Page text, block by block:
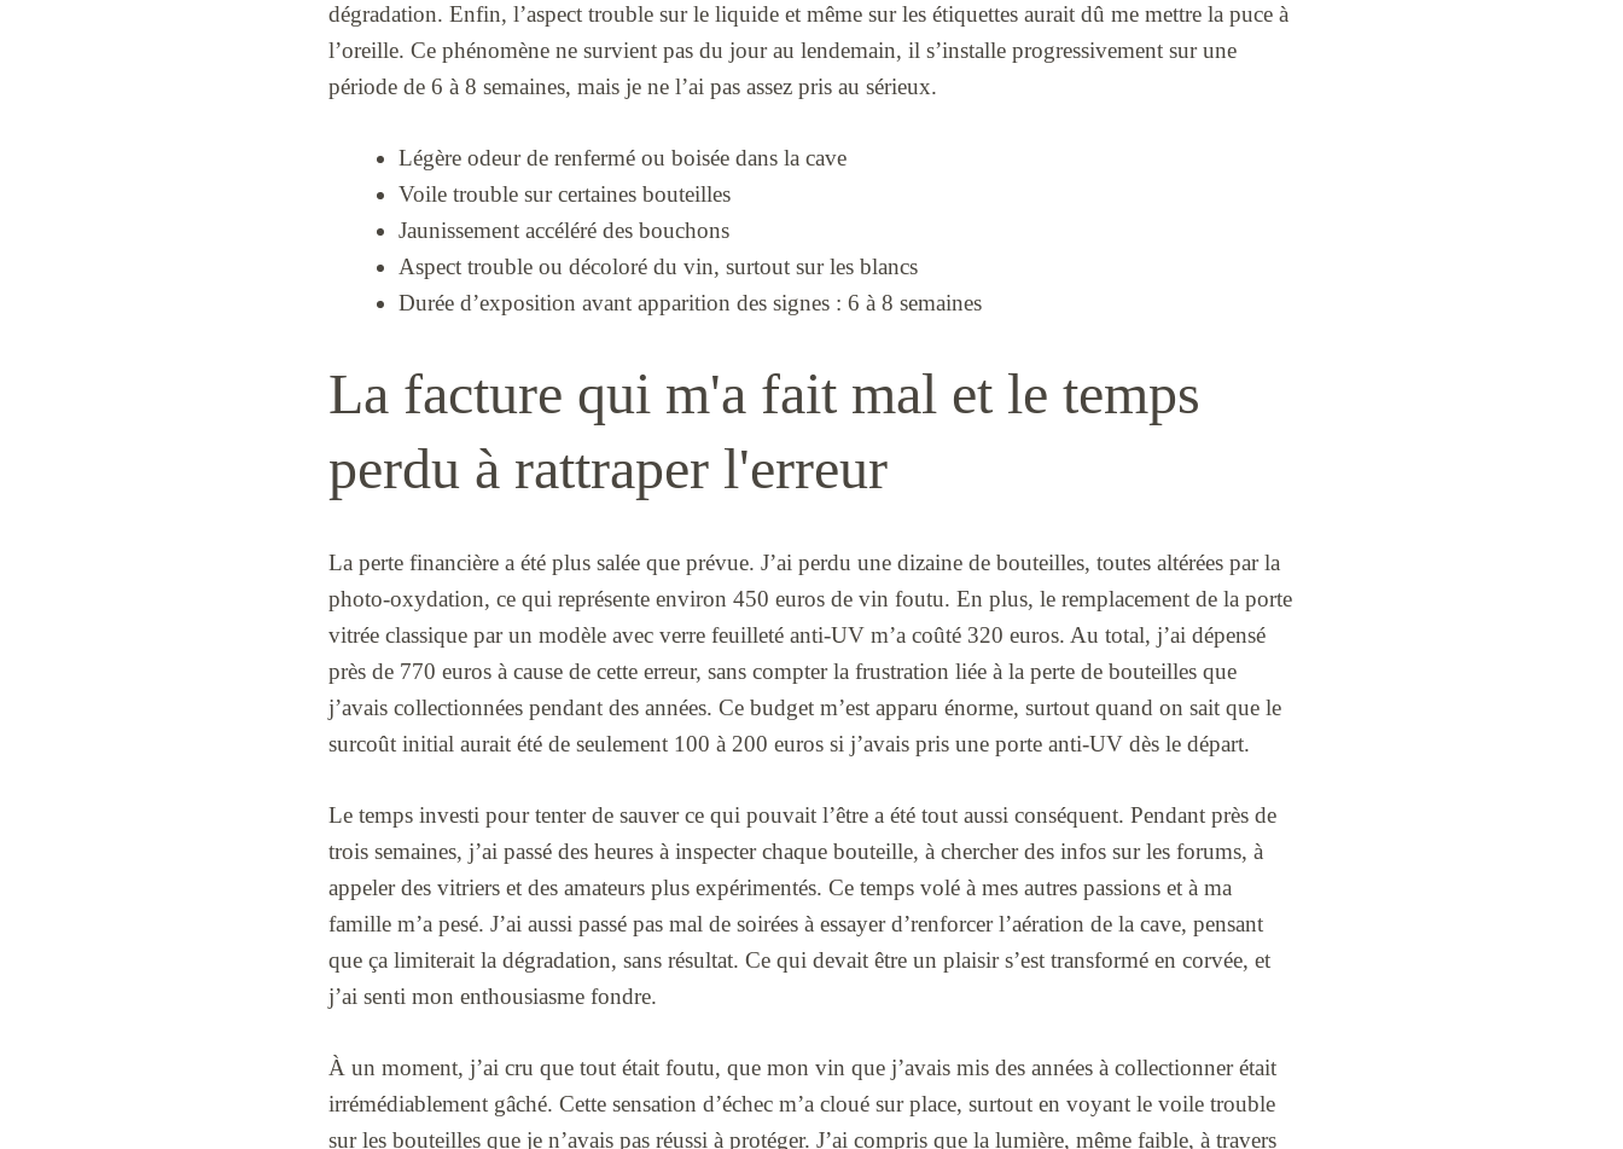
dégradation. Enfin, l’aspect trouble sur le liquide et même sur les étiquettes aurait dû me mettre la puce à
l’oreille. Ce phénomène ne survient pas du jour au lendemain, il s’installe progressivement sur une
période de 6 à 8 semaines, mais je ne l’ai pas assez pris au sérieux.
Légère odeur de renfermé ou boisée dans la cave
Voile trouble sur certaines bouteilles
Jaunissement accéléré des bouchons
Aspect trouble ou décoloré du vin, surtout sur les blancs
Durée d’exposition avant apparition des signes : 6 à 8 semaines
La facture qui m'a fait mal et le temps
perdu à rattraper l'erreur
La perte financière a été plus salée que prévue. J’ai perdu une dizaine de bouteilles, toutes altérées par la
photo-oxydation, ce qui représente environ 450 euros de vin foutu. En plus, le remplacement de la porte
vitrée classique par un modèle avec verre feuilleté anti-UV m’a coûté 320 euros. Au total, j’ai dépensé
près de 770 euros à cause de cette erreur, sans compter la frustration liée à la perte de bouteilles que
j’avais collectionnées pendant des années. Ce budget m’est apparu énorme, surtout quand on sait que le
surcoût initial aurait été de seulement 100 à 200 euros si j’avais pris une porte anti-UV dès le départ.
Le temps investi pour tenter de sauver ce qui pouvait l’être a été tout aussi conséquent. Pendant près de
trois semaines, j’ai passé des heures à inspecter chaque bouteille, à chercher des infos sur les forums, à
appeler des vitriers et des amateurs plus expérimentés. Ce temps volé à mes autres passions et à ma
famille m’a pesé. J’ai aussi passé pas mal de soirées à essayer d’renforcer l’aération de la cave, pensant
que ça limiterait la dégradation, sans résultat. Ce qui devait être un plaisir s’est transformé en corvée, et
j’ai senti mon enthousiasme fondre.
À un moment, j’ai cru que tout était foutu, que mon vin que j’avais mis des années à collectionner était
irrémédiablement gâché. Cette sensation d’échec m’a cloué sur place, surtout en voyant le voile trouble
sur les bouteilles que je n’avais pas réussi à protéger. J’ai compris que la lumière, même faible, à travers